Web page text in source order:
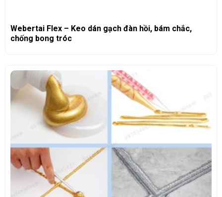
Webertai Flex – Keo dán gạch đàn hồi, bám chắc,
chống bong tróc